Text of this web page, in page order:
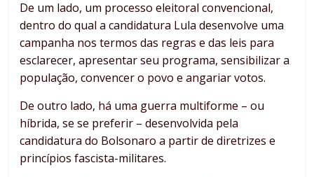
De um lado, um processo eleitoral convencional,
dentro do qual a candidatura Lula desenvolve uma
campanha nos termos das regras e das leis para
esclarecer, apresentar seu programa, sensibilizar a
população, convencer o povo e angariar votos.
De outro lado, há uma guerra multiforme – ou
híbrida, se se preferir – desenvolvida pela
candidatura do Bolsonaro a partir de diretrizes e
princípios fascista-militares.